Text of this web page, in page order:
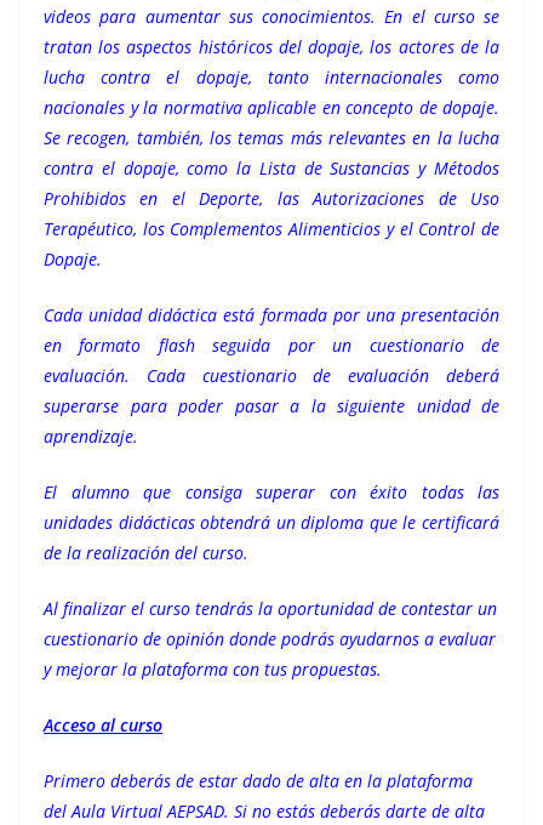
videos para aumentar sus conocimientos. En el curso se
tratan los aspectos históricos del dopaje, los actores de la
lucha contra el dopaje, tanto internacionales como
nacionales y la normativa aplicable en concepto de dopaje.
Se recogen, también, los temas más relevantes en la lucha
contra el dopaje, como la Lista de Sustancias y Métodos
Prohibidos en el Deporte, las Autorizaciones de Uso
Terapéutico, los Complementos Alimenticios y el Control de
Dopaje.
Cada unidad didáctica está formada por unapresentación
en formato flash seguida por un cuestionario de
evaluación. Cada cuestionario de evaluación deberá
superarse para poder pasar a la siguiente unidad de
aprendizaje.
El alumno que consiga superar con éxito todas las
unidades didácticas obtendrá un diploma que le certificará
de la realización del curso.
Al finalizar el curso tendrás la oportunidad de contestar un
cuestionario de opinión donde podrás ayudarnos a evaluar
y mejorar la plataforma con tus propuestas.
Acceso al curso
Primero deberás de estar dado de alta en la plataforma
del Aula Virtual AEPSAD. Si no estás deberás darte de alta